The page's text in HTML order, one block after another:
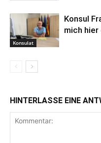
Konsulat
Konsul
mich hier
HINTERLASSE EINE